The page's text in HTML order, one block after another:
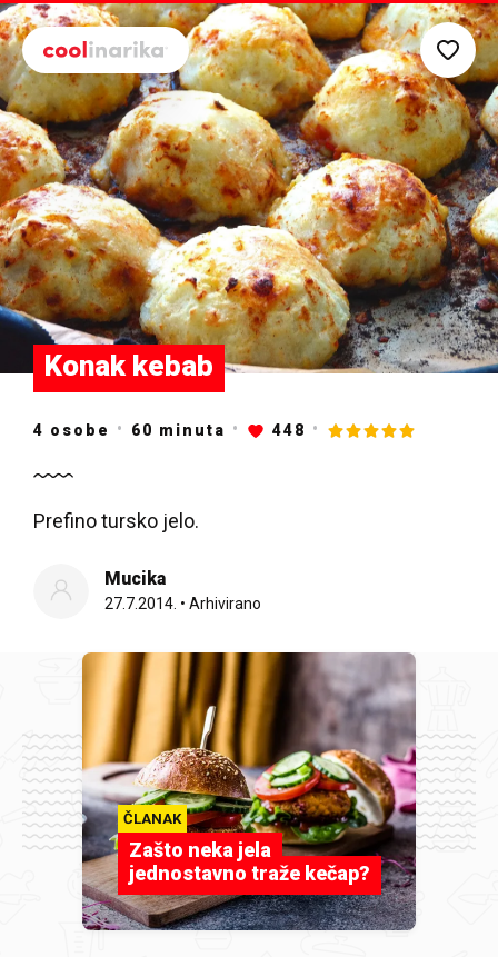
Preskoči na glavni sadržaj
Konak kebab
4 osobe 60 minuta 448
Prefino tursko jelo.
Mucika
27.7.2014. • Arhivirano
ČLANAK
Zašto neka jela
jednostavno traže kečap?